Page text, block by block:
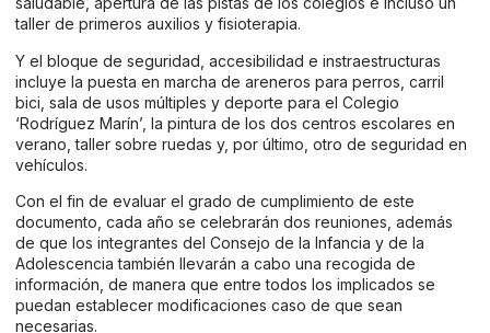
taller de primeros auxilios y fisioterapia.
Y el bloque de seguridad, accesibilidad e instraestructuras
incluye la puesta en marcha de areneros para perros, carril
bici, sala de usos múltiples y deporte para el Colegio
‘Rodríguez Marín’, la pintura de los dos centros escolares en
verano, taller sobre ruedas y, por último, otro de seguridad en
vehículos.
Con el fin de evaluar el grado de cumplimiento de este
documento, cada año se celebrarán dos reuniones, además
de que los integrantes del Consejo de la Infancia y de la
Adolescencia también llevarán a cabo una recogida de
información, de manera que entre todos los implicados se
puedan establecer modificaciones caso de que sean
necesarias.